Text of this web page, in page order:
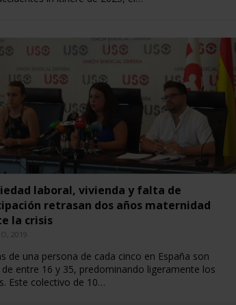
laboral, vivienda y falta de
retrasan dos años maternidad
la crisis
2019
de una persona de cada cinco en España son
de entre 16 y 35, predominando ligeramente los
Este colectivo de 10…